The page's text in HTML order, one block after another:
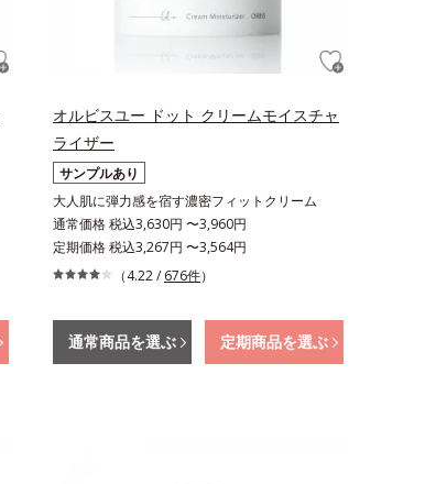
オルビスユー ドット クリームモイスチャ
ライザー
サンプルあり
大人肌に弾力感を宿す濃密フィットクリーム
通常価格 税込3,630円 〜3,960円
定期価格 税込3,267円 〜3,564円
（4.22 / 676件）
通常商品を選ぶ 定期商品を選ぶ